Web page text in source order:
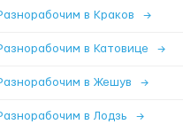
в Краков →
в Катовице →
в Жешув →
в Лодзь →